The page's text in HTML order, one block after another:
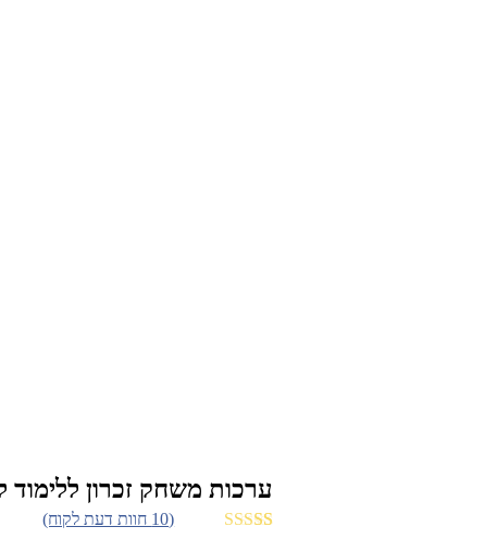
ערכות משחק זכרון ללימוד
(
10 חוות דעת לקוח)